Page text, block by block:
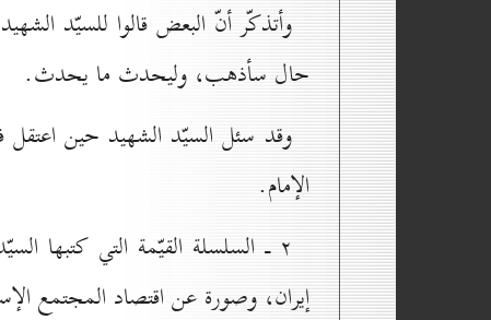
وأتذكّر أنّ البعض قالوا للسيّد
حال سأذهب، وليحدث ما يحدث.
وقد سئل السيّد الشهيد حين
الإمام.
۲ ـ السلسلة القيّمة التي كتبها
إيران، وصورة عن اقتصاد المجتمع